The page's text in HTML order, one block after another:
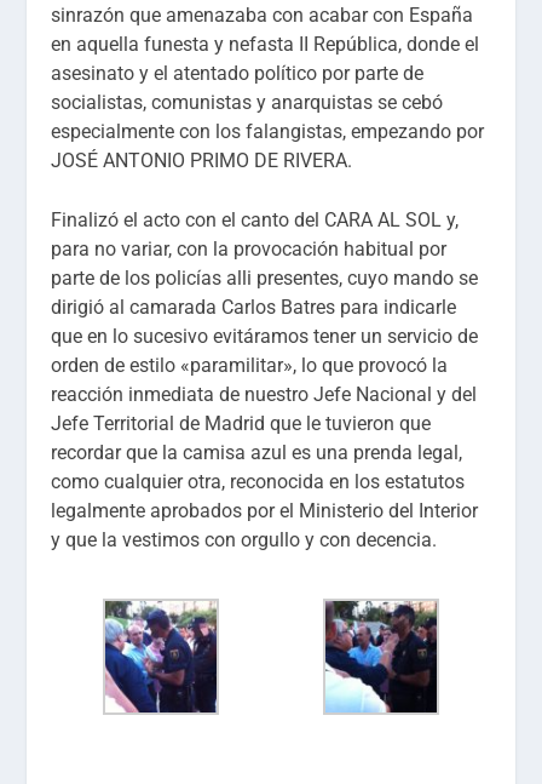
sinrazón que amenazaba con acabar con España
en aquella funesta y nefasta II República, donde el
asesinato y el atentado político por parte de
socialistas, comunistas y anarquistas se cebó
especialmente con los falangistas, empezando por
JOSÉ ANTONIO PRIMO DE RIVERA.
Finalizó el acto con el canto del CARA AL SOL y,
para no variar, con la provocación habitual por
parte de los policías alli presentes, cuyo mando se
dirigió al camarada Carlos Batres para indicarle
que en lo sucesivo evitáramos tener un servicio de
orden de estilo «paramilitar», lo que provocó la
reacción inmediata de nuestro Jefe Nacional y del
Jefe Territorial de Madrid que le tuvieron que
recordar que la camisa azul es una prenda legal,
como cualquier otra, reconocida en los estatutos
legalmente aprobados por el Ministerio del Interior
y que la vestimos con orgullo y con decencia.